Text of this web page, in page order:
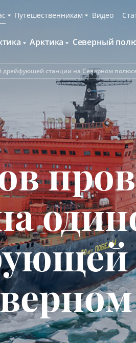
О компании
С нами путешествуют
Экспедиционная команда
Мы помогаем
Наши партнёры
Вакансии
Контакты
Обратная связь
Путешественникам
Русскоязычные группы
Наши суда
Дополнительные опции
Фирменная парка
Что брать с собой
Клуб привилегий
Каталоги
Отзывы
Вопросы и ответы
Специальные мероприятия
Подарочный сертификат
Видео
и Южный полярный круг
Антарктида Классика
Антарктида Новый год
о-ва и Южная Георгия
о-ва, Южная Георгия и
Арктика
Британские острова
Гренландия
Исландия
Шпицберген
Северный
дрейфующей станции на Северном